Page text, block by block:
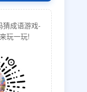
猜成语游戏-
玩一玩!